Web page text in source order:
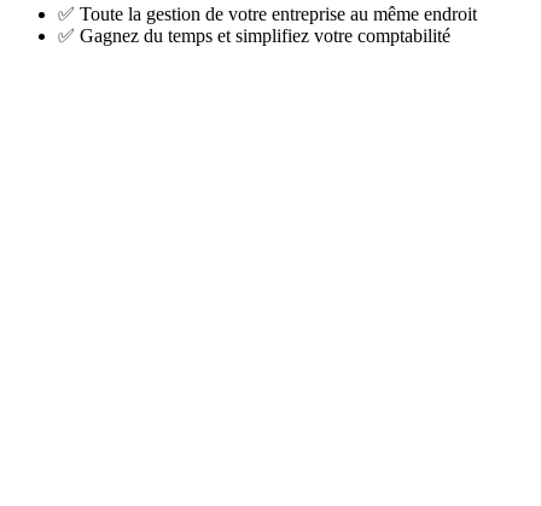
✅ Toute la gestion de votre entreprise au même endroit
✅ Gagnez du temps et simplifiez votre comptabilité